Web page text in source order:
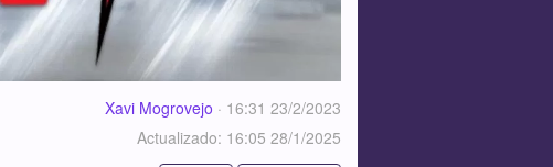
Xavi Mogrovejo · 16:31 23/2/2023
Actualizado: 16:05 28/1/2025